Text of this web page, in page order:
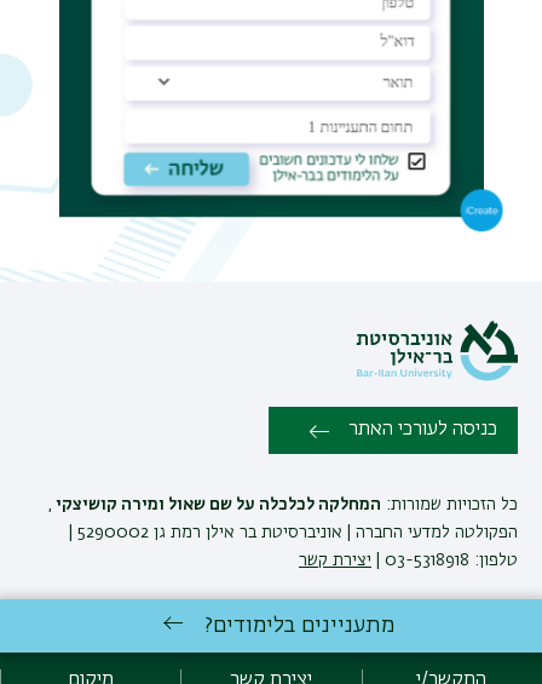
כניסה לעורכי האתר
כל הזכויות שמורות: המחלקה לכלכלה על שם שאול ומירה קושיצקי
טלפון: 03-5318918 |
יצירת קשר
המחלקה לכלכלה ע'ש שאול ומירה קושיצקי שומרת לעצמה את הזכות
מתעניינים בלימודים?